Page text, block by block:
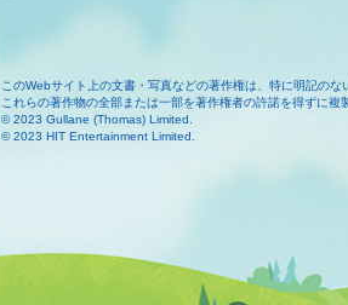
このWebサイト上の文書・写真などの著作権は、特に明記の
これらの著作物の全部または一部を著作権者の許諾を得ずに複
© 2023 Gullane (Thomas) Limited.
© 2023 HIT Entertainment Limited.